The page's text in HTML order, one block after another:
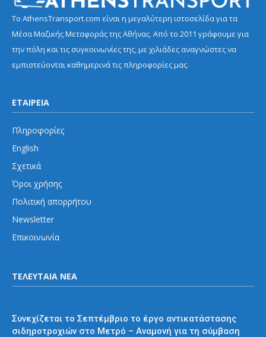
Το AthensTransport.com είναι η μεγαλύτερη ιστοσελίδα για τα
Μέσα Μαζικής Μεταφοράς της Αθήνας. Από το 2011 γράφουμε για
την πόλη και τις συγκοινωνίες της, με χιλιάδες αναγνώστες να
εμπιστεύονται καθημερινά τις πληροφορίες μας.
ΕΤΑΙΡΕΙΑ
Πληροφορίες
English
Σχετικά
Όροι χρήσης
Πολιτική απορρήτου
Newsletter
Επικοινωνία
ΤΕΛΕΥΤΑΙΑ ΝΕΑ
Συνεχίζεται το Σεπτέμβριο το έργο αντικατάστασης
σιδηροτροχιών στο Μετρό – Αναμονή για τη σύμβαση